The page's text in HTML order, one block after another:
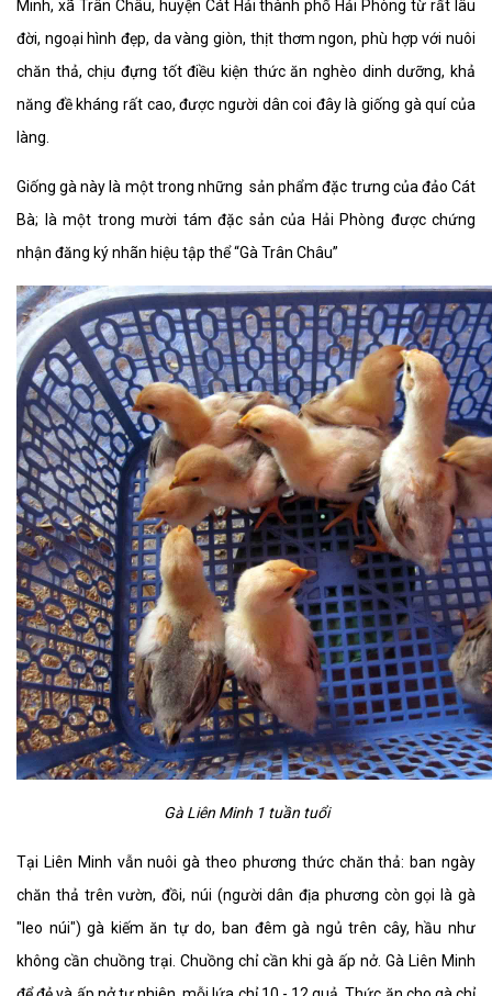
Minh, xã Trân Châu, huyện Cát Hải thành phố Hải Phòng từ rất lâu
đời, ngoại hình đẹp, da vàng giòn, thịt thơm ngon, phù hợp với nuôi
chăn thả, chịu đựng tốt điều kiện thức ăn nghèo dinh dưỡng, khả
năng đề kháng rất cao, được người dân coi đây là giống gà quí của
làng.
Giống gà này là một trong những sản phẩm đặc trưng của đảo Cát
Bà; là một trong mười tám đặc sản của Hải Phòng được chứng
nhận đăng ký nhãn hiệu tập thể “Gà Trân Châu”
Gà Liên Minh 1 tuần tuổi
Tại Liên Minh vẫn nuôi gà theo phương thức chăn thả: ban ngày
chăn thả trên vườn, đồi, núi (người dân địa phương còn gọi là gà
"leo núi") gà kiếm ăn tự do, ban đêm gà ngủ trên cây, hầu như
không cần chuồng trại. Chuồng chỉ cần khi gà ấp nở. Gà Liên Minh